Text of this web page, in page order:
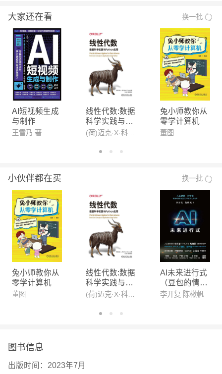
式还原台积电、三星电子、英特尔的工艺角逐， 揭
人类与摩尔定律携手共的史诗级伟大征程， 刻画芯
片商海中富有管理智慧、奋勇前的领袖画像， 解读
全球芯片业势不可挡的制造和迁移浪潮将何去何从。
【作者】
余盛：战略咨询专家、消费品营销专家及财经作家。
1999年移动通信行业，2002年离中兴通讯后，先后
就职于益海嘉里、恒大集团等多家世界500强企业，
担任过恒大粮油集团营销中心副总经理、山东渤海集
团营销公司总经理等高管职位，现为厦门咏盛智财数
领域的应用。擅长营销管理、企业管理、行业研究及
战略咨询，已出版《食用油营销第1书》《金龙鱼背
后的粮油帝国》《鲁花：一粒花生撬动的粮油帝国》
《手机战争》《芯片战争》等财经图书。
大家还在看 换一批
AI短视频生成
与制作
王雪乃 著
线性代数:数据
科学实践与Py
thon应用
兔小师教你从
零学计算机
董图
小伙伴都在买 换一批
兔小师教你从
零学计算机
董图
线性代数:数据
科学实践与Py
thon应用
AI未来进行式
（豆包的情感
陪伴、机器人
李开复 陈楸帆
图书信息
出版时间： 2023年7月